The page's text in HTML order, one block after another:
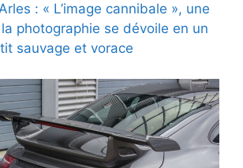
: « L’image cannibale », une
photographie se dévoile en un
sauvage et vorace